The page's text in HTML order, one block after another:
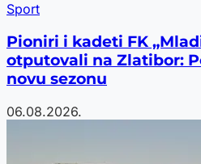
Sport
Pioniri i kadeti FK
otputovali na Zlatibor:
novu sezonu
06.08.2026.